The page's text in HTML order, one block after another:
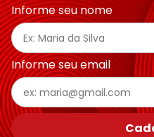
Informe seu nome
Informe seu email